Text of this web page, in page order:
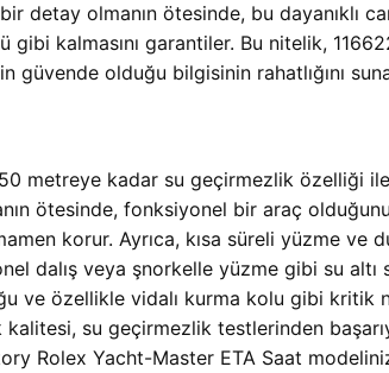
detay olmanın ötesinde, bu dayanıklı
kalmasını garantiler. Bu nitelik,
güvende olduğu bilgisinin rahatlığını
metreye kadar su geçirmezlik özelliği
ötesinde, fonksiyonel bir araç
korur. Ayrıca, kısa süreli yüzme ve
veya şnorkelle yüzme gibi su altı
ve özellikle vidalı kurma kolu gibi kritik
su geçirmezlik testlerinden
Rolex Yacht-Master ETA Saat